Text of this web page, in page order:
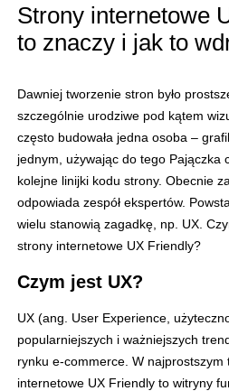
Strony internetowe
to znaczy i jak to
Dawniej tworzenie stron było
szczególnie urodziwe pod kątem
często budowała jedna osoba –
jednym, używając do tego Pajączka
kolejne linijki kodu strony. Obecnie
odpowiada zespół ekspertów.
wielu stanowią zagadkę, np. UX.
strony internetowe UX Friendly?
Czym jest UX?
UX (ang. User Experience,
popularniejszych i ważniejszych
rynku e-commerce. W najprostszym
internetowe UX Friendly to witryny